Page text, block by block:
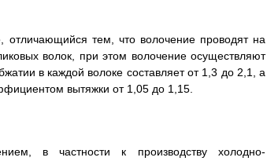
отличающийся тем, что волочение проводят на
волок, при этом волочение осуществляют
в каждой волоке составляет от 1,3 до 2,1, а
вытяжки от 1,05 до 1,15.
в частности к производству холодно-